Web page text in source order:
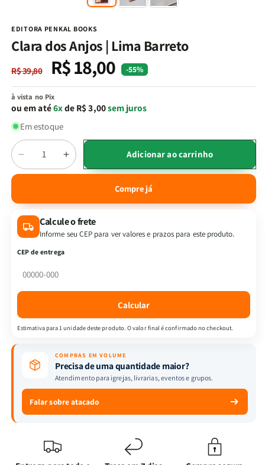
EDITORA PENKAL BOOKS
Clara dos Anjos | Lima Barreto
Preço
normal
R$ 39,80
Preço
promocional
R$ 18,00 -55%
à vista no Pix
ou em até6xde R$ 3,00sem juros
Em estoque
Quantidade
Diminuir
a
Clara
dos
Anjos
Barreto
Aumentar
a
quantidade
Clara
dos
Anjos
Adicionar ao carrinho
Compre já
Calcule o frete
Informe seu CEP para ver valores e prazos para este produto.
CEP de entrega
Calcular
Estimativa para 1 unidade deste produto. O valor final é confirmado no checkout.
COMPRAS EM VOLUME
Precisa de uma quantidade maior?
Atendimento para igrejas, livrarias, eventos e grupos.
Falar sobre atacado